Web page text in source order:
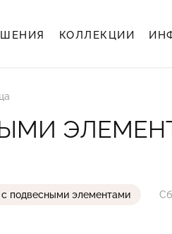
КОЛЛЕКЦИИ
с подвесными элементами